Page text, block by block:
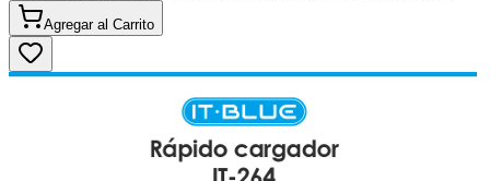
Agregar al Carrito